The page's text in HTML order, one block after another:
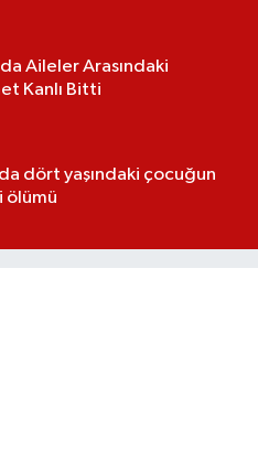
Aileler Arasındaki
Kanlı Bitti
dört yaşındaki çocuğun
ölümü